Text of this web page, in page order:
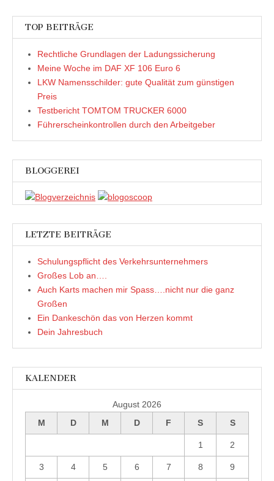
n
s
e
g
ö
f
t
)
n
s
e
g
e
ö
f
f
n
e
t
)
W
i
d
n
e
u
e
e
n
s
t
e
ö
f
f
e
t
F
s
e
g
e
ö
n
e
t
)
TOP BEITRÄGE
Rechtliche Grundlagen der Ladungssicherung
Meine Woche im DAF XF 106 Euro 6
LKW Namensschilder: gute Qualität zum günstigen
Preis
Testbericht TOMTOM TRUCKER 6000
Führerscheinkontrollen durch den Arbeitgeber
BLOGGEREI
LETZTE BEITRÄGE
Schulungspflicht des Verkehrsunternehmers
Großes Lob an….
Auch Karts machen mir Spass….nicht nur die ganz
Großen
Ein Dankeschön das von Herzen kommt
Dein Jahresbuch
KALENDER
August 2026
M
D M D F S S
1 2
3 4 5 6 7 8 9